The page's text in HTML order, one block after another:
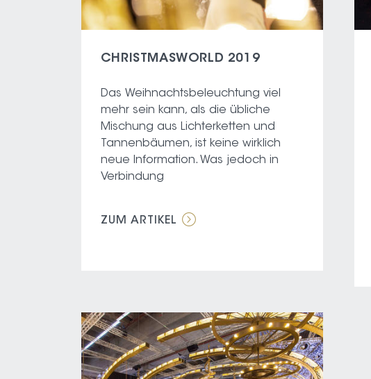
CHRISTMASWORLD 2019
Das Weihnachtsbeleuchtung viel
mehr sein kann, als die übliche
Mischung aus Lichterketten und
Tannenbäumen, ist keine wirklich
neue Information. Was jedoch in
Verbindung
ZUM ARTIKEL